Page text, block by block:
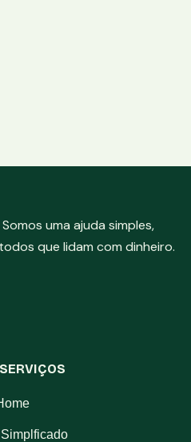
uma ajuda simples,
que lidam com dinheiro.